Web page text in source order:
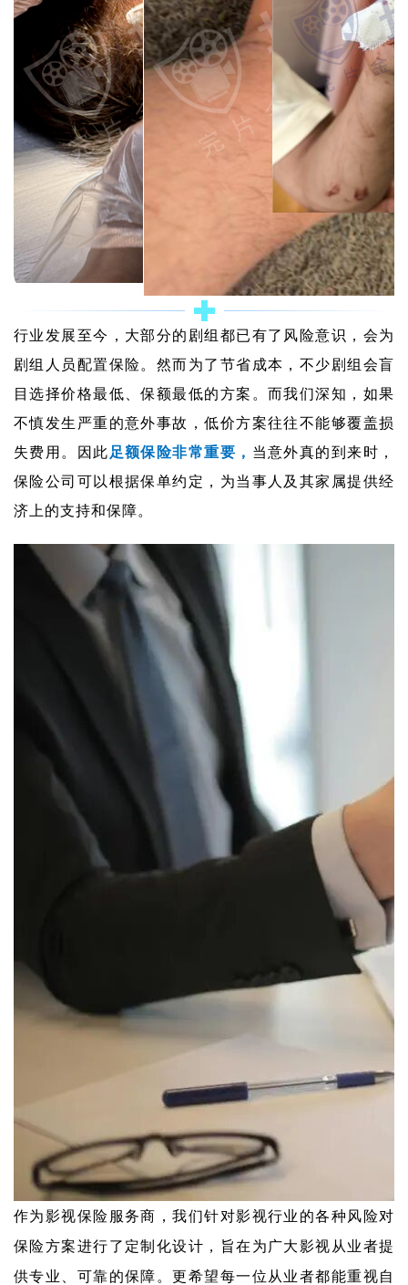
行业发展至今，大部分的剧组都已有了风险意识，会为
剧组人员配置保险。然而为了节省成本，不少剧组会盲
目选择价格最低、保额最低的方案。而我们深知，如果
不慎发生严重的意外事故，低价方案往往不能够覆盖损
失费用。
因此 足额保险非常重要， 当意外真的到来时，
保险公司可以根据保单约定，为当事人及其家属提供经
济上的支持和保障。
作为影视保险服务商，我们针对影视行业的各种风险对
保险方案进行了定制化设计，旨在为广大影视从业者提
供专业、可靠的保障。更希望每一位从业者都能重视自